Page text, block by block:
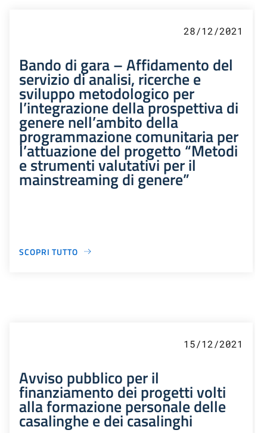
28/12/2021
Bando di gara – Affidamento del
servizio di analisi, ricerche e
sviluppo metodologico per
l’integrazione della prospettiva di
genere nell’ambito della
programmazione comunitaria per
l’attuazione del progetto “Metodi
e strumenti valutativi per il
mainstreaming di genere”
SCOPRI TUTTO
15/12/2021
Avviso pubblico per il
finanziamento dei progetti volti
alla formazione personale delle
casalinghe e dei casalinghi